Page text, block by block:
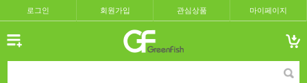
로그인 회원가입 관심상품 마이페이지